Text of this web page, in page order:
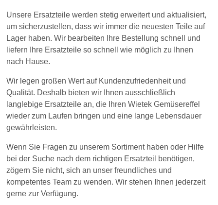
Unsere Ersatzteile werden stetig erweitert und aktualisiert,
um sicherzustellen, dass wir immer die neuesten Teile auf
Lager haben. Wir bearbeiten Ihre Bestellung schnell und
liefern Ihre Ersatzteile so schnell wie möglich zu Ihnen
nach Hause.
Wir legen großen Wert auf Kundenzufriedenheit und
Qualität. Deshalb bieten wir Ihnen ausschließlich
langlebige Ersatzteile an, die Ihren Wietek Gemüsereffel
wieder zum Laufen bringen und eine lange Lebensdauer
gewährleisten.
Wenn Sie Fragen zu unserem Sortiment haben oder Hilfe
bei der Suche nach dem richtigen Ersatzteil benötigen,
zögern Sie nicht, sich an unser freundliches und
kompetentes Team zu wenden. Wir stehen Ihnen jederzeit
gerne zur Verfügung.